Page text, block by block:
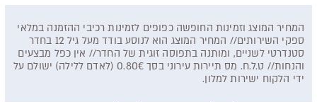
המחיר המוצג וזמינות החופשה כפופים לזמינות רכיבי ההזמנה במלאי
ספקי השירותים// המחיר המוצג הוא לנוסע בודד מעל גיל 12 בחדר
סטנדרטי לשניים, ומותנה בתפוסה זוגית של החדר// אין כפל מבצעים
והנחות// ט.ל.ח. מס תיירות עירוני בסך 0.80€ (לאדם ללילה) ישולם על
ידי הלקוח ישירות למלון.